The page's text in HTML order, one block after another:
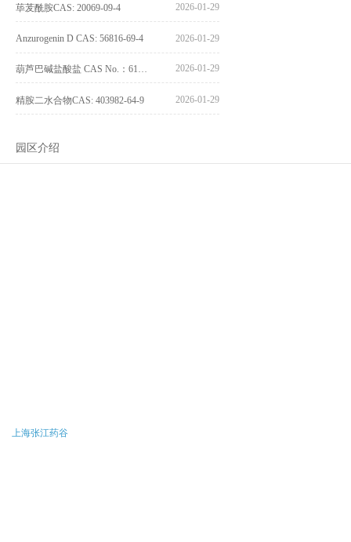
荜茇酰胺CAS: 20069-09-4 2026-01-29
Anzurogenin D CAS: 56816-69-4 2026-01-29
2026-01-29
精胺二水合物CAS: 403982-64-9 2026-01-29
园区介绍
上海张江药谷